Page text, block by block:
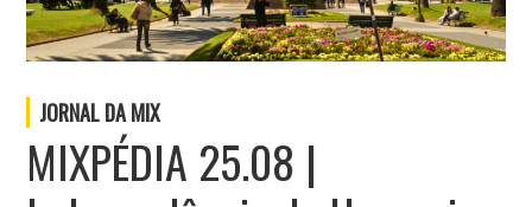
JORNAL DA MIX
MIXPÉDIA 25.08 |